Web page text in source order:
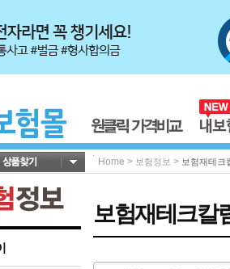
Home > 보험정보 > 보험재테크
보험재테크칼